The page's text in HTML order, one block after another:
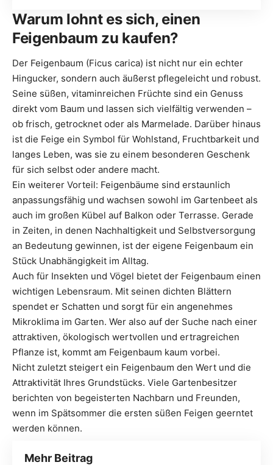
Warum lohnt es sich, einen
Feigenbaum zu kaufen?
Der Feigenbaum (Ficus carica) ist nicht nur ein echter
Hingucker, sondern auch äußerst pflegeleicht und robust.
Seine süßen, vitaminreichen Früchte sind ein Genuss
direkt vom Baum und lassen sich vielfältig verwenden –
ob frisch, getrocknet oder als Marmelade. Darüber hinaus
ist die Feige ein Symbol für Wohlstand, Fruchtbarkeit und
langes Leben, was sie zu einem besonderen Geschenk
für sich selbst oder andere macht.
Ein weiterer Vorteil: Feigenbäume sind erstaunlich
anpassungsfähig und wachsen sowohl im Gartenbeet als
auch im großen Kübel auf Balkon oder Terrasse. Gerade
in Zeiten, in denen Nachhaltigkeit und Selbstversorgung
an Bedeutung gewinnen, ist der eigene Feigenbaum ein
Stück Unabhängigkeit im Alltag.
Auch für Insekten und Vögel bietet der Feigenbaum einen
wichtigen Lebensraum. Mit seinen dichten Blättern
spendet er Schatten und sorgt für ein angenehmes
Mikroklima im Garten. Wer also auf der Suche nach einer
attraktiven, ökologisch wertvollen und ertragreichen
Pflanze ist, kommt am Feigenbaum kaum vorbei.
Nicht zuletzt steigert ein Feigenbaum den Wert und die
Attraktivität Ihres Grundstücks. Viele Gartenbesitzer
berichten von begeisterten Nachbarn und Freunden,
wenn im Spätsommer die ersten süßen Feigen geerntet
werden können.
Mehr Beitrag